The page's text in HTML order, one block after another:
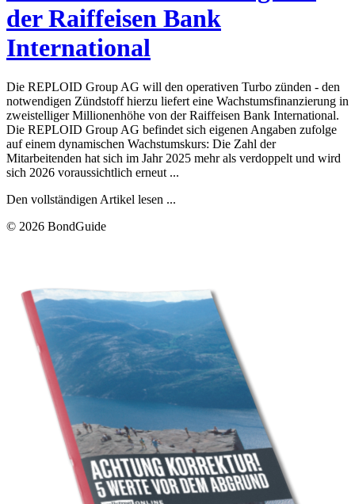
der Raiffeisen Bank
International
Die REPLOID Group AG will den operativen Turbo zünden - den
notwendigen Zündstoff hierzu liefert eine Wachstumsfinanzierung in
zweistelliger Millionenhöhe von der Raiffeisen Bank International.
Die REPLOID Group AG befindet sich eigenen Angaben zufolge
auf einem dynamischen Wachstumskurs: Die Zahl der
Mitarbeitenden hat sich im Jahr 2025 mehr als verdoppelt und wird
sich 2026 voraussichtlich erneut ...
Den vollständigen Artikel lesen ...
© 2026 BondGuide